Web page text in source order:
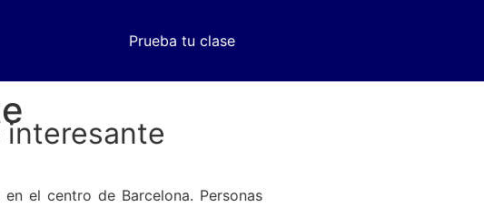
Prueba tu clase
el centro de Barcelona. Personas